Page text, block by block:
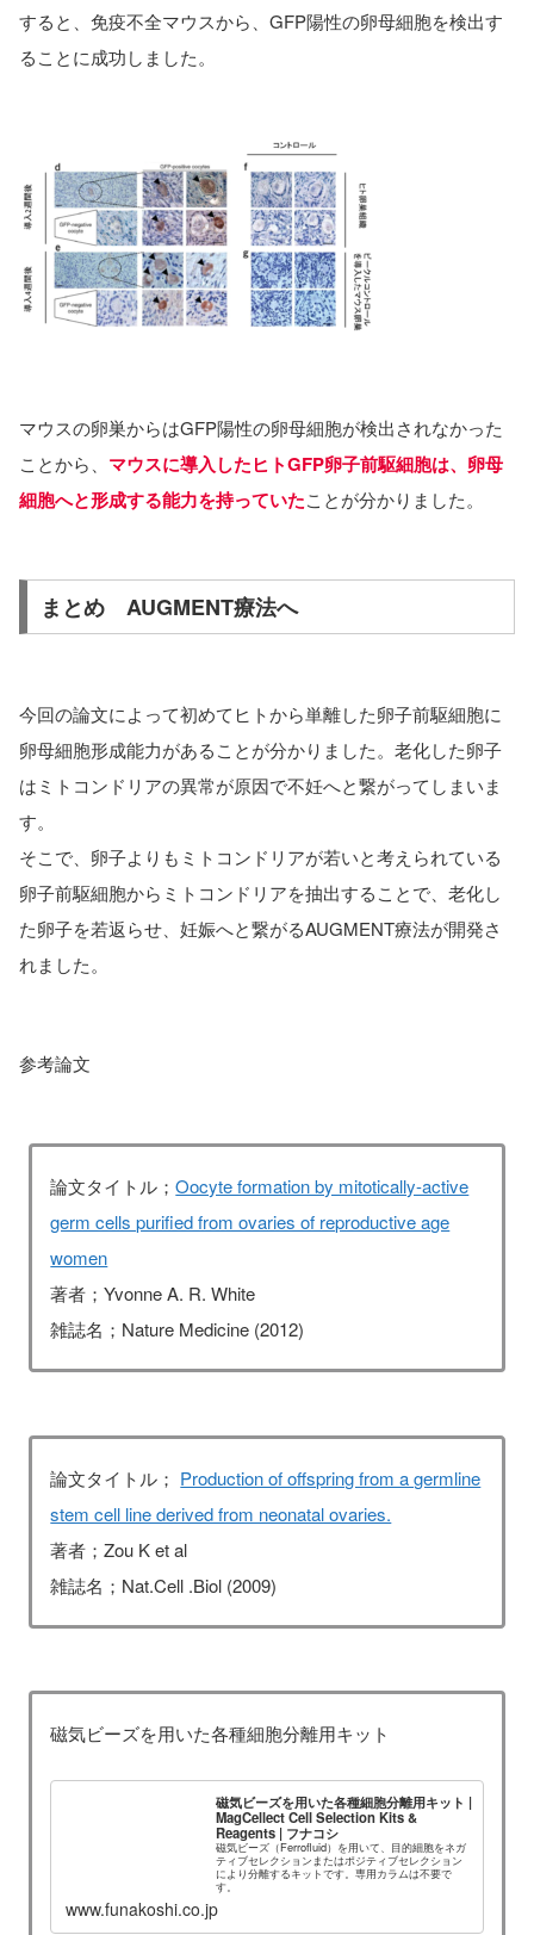
すると、免疫不全マウスから、GFP陽性の卵母細胞を検出す
ることに成功しました。
マウスの卵巣からはGFP陽性の卵母細胞が検出されなかった
ことから、 マウスに導入したヒトGFP卵子前駆細胞は、卵母
細胞へと形成する能力を持っていたことが分かりました。
まとめ AUGMENT療法へ
今回の論文によって初めてヒトから単離した卵子前駆細胞に
卵母細胞形成能力があることが分かりました。老化した卵子
はミトコンドリアの異常が原因で不妊へと繋がってしまいま
す。
そこで、卵子よりもミトコンドリアが若いと考えられている
卵子前駆細胞からミトコンドリアを抽出することで、老化し
た卵子を若返らせ、妊娠へと繋がるAUGMENT療法が開発さ
れました。
参考論文
論文タイトル；Oocyte formation by mitotically-active
germ cells purified from ovaries of reproductive age
women
著者；Yvonne A. R. White
雑誌名；Nature Medicine (2012)
論文タイトル； Production of offspring from a germline
stem cell line derived from neonatal ovaries.
著者；Zou K et al
雑誌名；Nat.Cell .Biol (2009)
磁気ビーズを用いた各種細胞分離用キット
磁気ビーズを用いた各種細胞分離用キット |
MagCellect Cell Selection Kits &
Reagents | フナコシ
磁気ビーズ（Ferrofluid）を用いて、目的細胞をネガ
ティブセレクションまたはポジティブセレクション
により分離するキットです。専用カラムは不要で
す。
www.funakoshi.co.jp